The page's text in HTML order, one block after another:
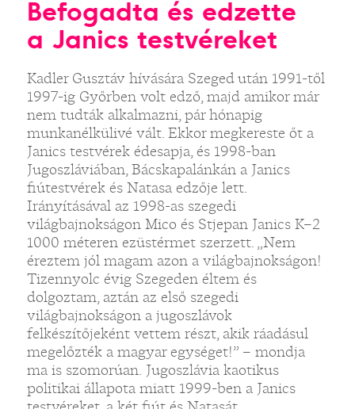
Befogadta és edzette
a Janics testvéreket
Kadler Gusztáv hívására Szeged után 1991-től
1997-ig Győrben volt edző, majd amikor már
nem tudták alkalmazni, pár hónapig
munkanélkülivé vált. Ekkor megkereste őt a
Janics testvérek édesapja, és 1998-ban
Jugoszláviában, Bácskapalánkán a Janics
fiútestvérek és Natasa edzője lett.
Irányításával az 1998-as szegedi
világbajnokságon Mico és Stjepan Janics K–2
1000 méteren ezüstérmet szerzett. „Nem
éreztem jól magam azon a világbajnokságon!
Tizennyolc évig Szegeden éltem és
dolgoztam, aztán az első szegedi
világbajnokságon a jugoszlávok
felkészítőjeként vettem részt, akik ráadásul
megelőzték a magyar egységet!” – mondja
ma is szomorúan. Jugoszlávia kaotikus
politikai állapota miatt 1999-ben a Janics